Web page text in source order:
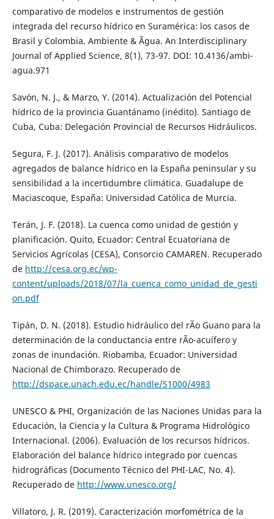
comparativo de modelos e instrumentos de gestión
integrada del recurso hídrico en Suramérica: los casos de
Brasil y Colombia. Ambiente & Ãgua. An Interdisciplinary
Journal of Applied Science, 8(1), 73-97. DOI: 10.4136/ambi-
agua.971
Savón, N. J., & Marzo, Y. (2014). Actualización del Potencial
hídrico de la provincia Guantánamo (inédito). Santiago de
Cuba, Cuba: Delegación Provincial de Recursos Hidráulicos.
Segura, F. J. (2017). Análisis comparativo de modelos
agregados de balance hídrico en la España peninsular y su
sensibilidad a la incertidumbre climática. Guadalupe de
Maciascoque, España: Universidad Católica de Murcia.
Terán, J. F. (2018). La cuenca como unidad de gestión y
planificación. Quito, Ecuador: Central Ecuatoriana de
Servicios Agrícolas (CESA), Consorcio CAMAREN. Recuperado
de http://cesa.org.ec/wp-
content/uploads/2018/07/la_cuenca_como_unidad_de_gesti
on.pdf
Tipán, D. N. (2018). Estudio hidráulico del rÃ­o Guano para la
determinación de la conductancia entre rÃ­o-acuífero y
zonas de inundación. Riobamba, Ecuador: Universidad
Nacional de Chimborazo. Recuperado de
http://dspace.unach.edu.ec/handle/51000/4983
UNESCO & PHI, Organización de las Naciones Unidas para la
Educación, la Ciencia y la Cultura & Programa Hidrológico
Internacional. (2006). Evaluación de los recursos hídricos.
Elaboración del balance hídrico integrado por cuencas
hidrográficas (Documento Técnico del PHI-LAC, No. 4).
Recuperado de http://www.unesco.org/
Villatoro, J. R. (2019). Caracterización morfométrica de la